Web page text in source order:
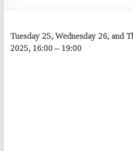
Tuesday 25, Wednesday 26, and
2025, 16:00 – 19:00